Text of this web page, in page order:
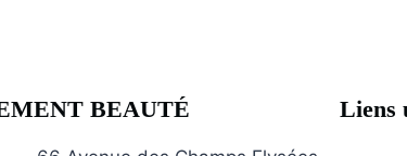
BEAUTÉ Liens